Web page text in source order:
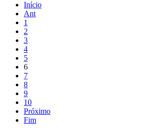
Início
Ant
1
2
3
4
5
6
7
8
9
10
Próximo
Fim